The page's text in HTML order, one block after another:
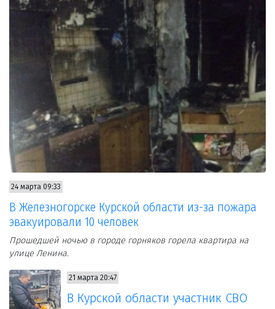
24 марта 09:33
В Железногорске Курской области из-за пожара
эвакуировали 10 человек
Прошедшей ночью в городе горняков горела квартира на
улице Ленина.
21 марта 20:47
В Курской области участник СВО